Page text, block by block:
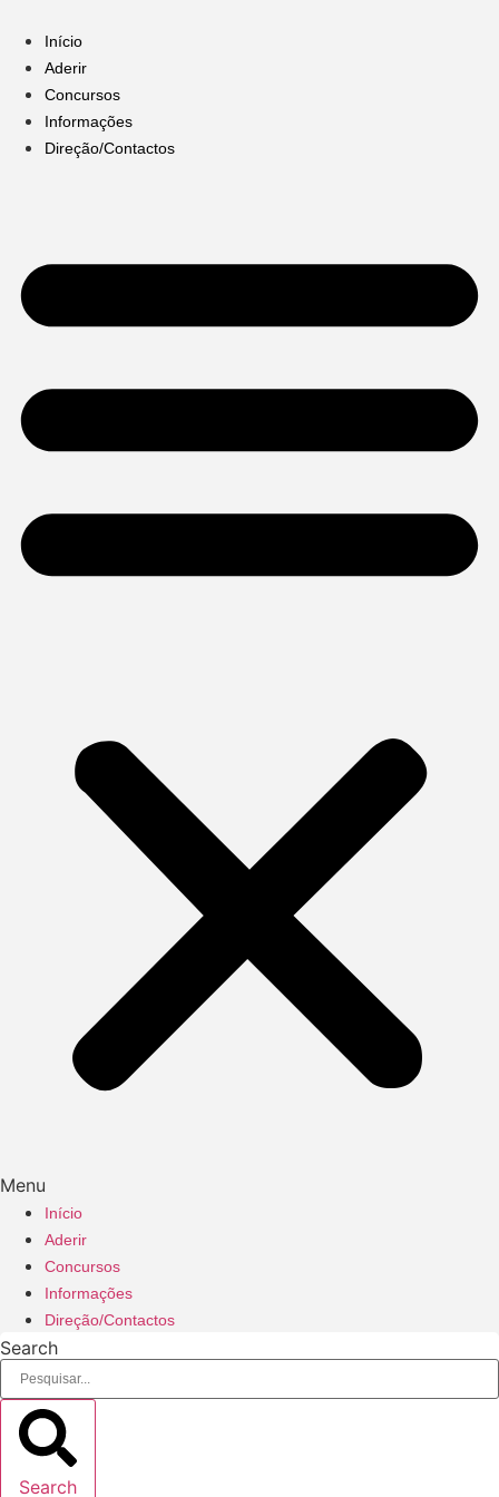
para
conteúdo
Início
Aderir
Concursos
Informações
Direção/Contactos
Menu
Início
Aderir
Concursos
Informações
Direção/Contactos
Search
Search